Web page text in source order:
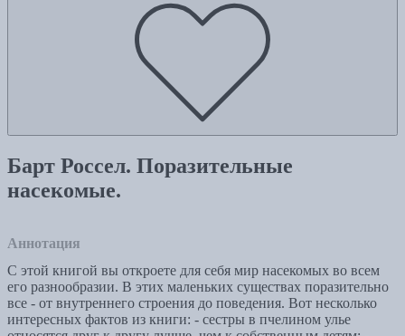
Барт Россел. Поразительные
насекомые.
Аннотация
С этой книгой вы откроете для себя мир насекомых во всем
его разнообразии. В этих маленьких существах поразительно
все - от внутреннего строения до поведения. Вот несколько
интересных фактов из книги: - сестры в пчелином улье